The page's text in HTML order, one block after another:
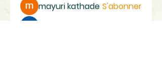
mayuri kathade S'abonner